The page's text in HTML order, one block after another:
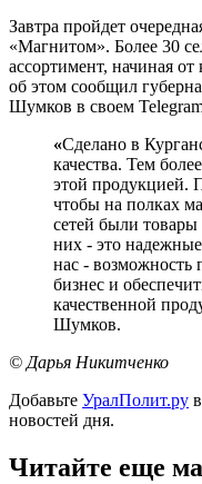
Завтра пройдет
«Магнитом». Более 30
ассортимент, начиная
об этом сообщил
Шумков в своем
«Сделано в
качества. Тем
этой продукцией.
чтобы на полках
сетей были
них - это
нас - возможность
бизнес и
качественной
Шумков.
© Дарья Никитченко
Добавьте УралПолит.ру
новостей дня.
Читайте еще